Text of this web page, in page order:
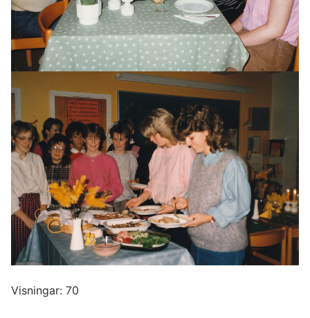
Visningar: 70